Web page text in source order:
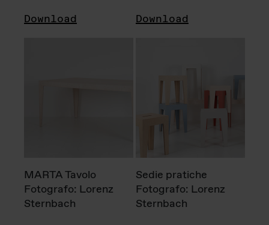
Download Download
MARTA Tavolo
Fotografo: Lorenz
Sternbach
Sedie pratiche
Fotografo: Lorenz
Sternbach